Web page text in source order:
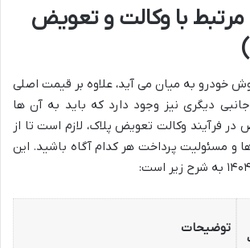
با وکالت و تعویض
خودرو به میان می آید، علاوه بر قیمت اصلی
دیگری نیز وجود دارد که باید به آن ها
فرآیند وکالت تعویض پلاک، لازم است تا از
و مسئولیت پرداخت هر کدام آگاه باشید. این
توضیحات